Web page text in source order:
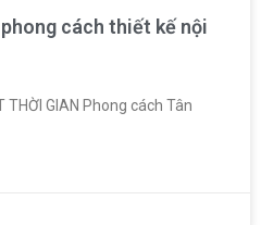
cách thiết kế nội
THỜI GIAN Phong cách Tân